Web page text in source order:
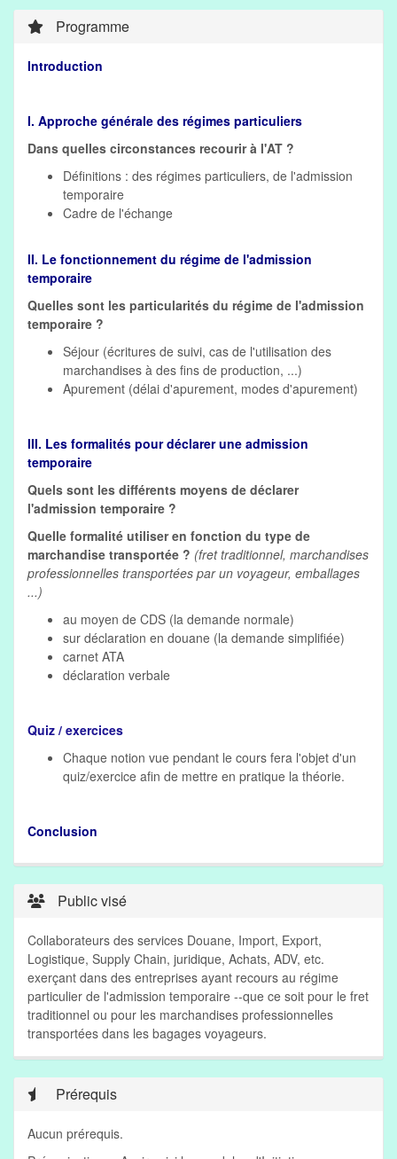
Programme
Introduction
I. Approche générale des régimes particuliers
Dans quelles circonstances recourir à l'AT ?
Définitions : des régimes particuliers, de l'admission
temporaire
Cadre de l'échange
II. Le fonctionnement du régime de l'admission
temporaire
Quelles sont les particularités du régime de l'admission
temporaire ?
Séjour (écritures de suivi, cas de l'utilisation des
marchandises à des fins de production, ...)
Apurement (délai d'apurement, modes d'apurement)
III. Les formalités pour déclarer une admission
temporaire
Quels sont les différents moyens de déclarer
l'admission temporaire ?
Quelle formalité utiliser en fonction du type de
marchandise transportée ? (fret traditionnel, marchandises
professionnelles transportées par un voyageur, emballages
...)
au moyen de CDS (la demande normale)
sur déclaration en douane (la demande simplifiée)
carnet ATA
déclaration verbale
Quiz / exercices
Chaque notion vue pendant le cours fera l'objet d'un
quiz/exercice afin de mettre en pratique la théorie.
Conclusion
Public visé
Collaborateurs des services Douane, Import, Export,
Logistique, Supply Chain, juridique, Achats, ADV, etc.
exerçant dans des entreprises ayant recours au régime
particulier de l'admission temporaire --que ce soit pour le fret
traditionnel ou pour les marchandises professionnelles
transportées dans les bagages voyageurs.
Prérequis
Aucun prérequis.